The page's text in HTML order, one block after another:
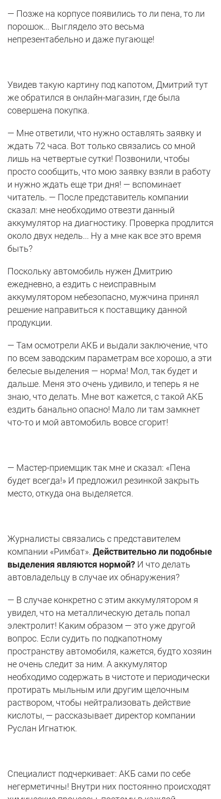
— Позже на корпусе появились то ли пена, то ли
порошок... Выглядело это весьма
непрезентабельно и даже пугающе!
Увидев такую картину под капотом, Дмитрий тут
же обратился в онлайн-магазин, где была
совершена покупка.
— Мне ответили, что нужно оставлять заявку и
ждать 72 часа. Вот только связались со мной
лишь на четвертые сутки! Позвонили, чтобы
просто сообщить, что мою заявку взяли в работу
и нужно ждать еще три дня! — вспоминает
читатель. — После представитель компании
сказал: мне необходимо отвезти данный
аккумулятор на диагностику. Проверка продлится
около двух недель... Ну а мне как все это время
быть?
Поскольку автомобиль нужен Дмитрию
ежедневно, а ездить с неисправным
аккумулятором небезопасно, мужчина принял
решение направиться к поставщику данной
продукции.
— Там осмотрели АКБ и выдали заключение, что
по всем заводским параметрам все хорошо, а эти
белесые выделения — норма! Мол, так будет и
дальше. Меня это очень удивило, и теперь я не
знаю, что делать. Мне вот кажется, с такой АКБ
ездить банально опасно! Мало ли там замкнет
что-то и мой автомобиль вовсе сгорит!
— Мастер-приемщик так мне и сказал: «Пена
будет всегда!» И предложил резинкой закрыть
место, откуда она выделяется.
Журналисты связались с представителем
компании «Римбат». Действительно ли подобные
выделения являются нормой? И что делать
автовладельцу в случае их обнаружения?
— В случае конкретно с этим аккумулятором я
увидел, что на металлическую деталь попал
электролит! Каким образом — это уже другой
вопрос. Если судить по подкапотному
пространству автомобиля, кажется, будто хозяин
не очень следит за ним. А аккумулятор
необходимо содержать в чистоте и периодически
протирать мыльным или другим щелочным
раствором, чтобы нейтрализовать действие
кислоты, — рассказывает директор компании
Руслан Игнатюк.
Специалист подчеркивает: АКБ сами по себе
негерметичны! Внутри них постоянно происходят